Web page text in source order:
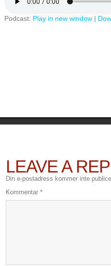
Podcast: Play in new window|
LEAVE A
Din e-postadress kommer inte
Kommentar *